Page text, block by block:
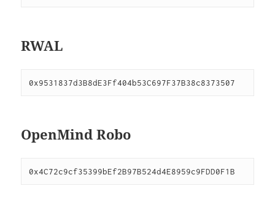
RWAL
0x9531837d3B8dE3Ff404b53C697F37B38c8373507
OpenMind Robo
0x4C72c9cf35399bEf2B97B524d4E8959c9FDD0F1B